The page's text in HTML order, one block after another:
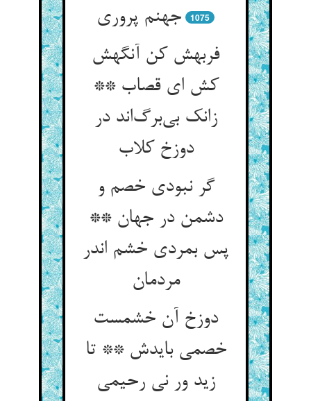
جهنم پروری
1075
فربهش کن آنگهش
کش ای قصاب **
زانک بی‌برگ‌اند در
دوزخ کلاب
گر نبودی خصم و
دشمن در جهان **
پس بمردی خشم اندر
مردمان
دوزخ آن خشمست
خصمی بایدش ** تا
زید ور نی رحیمی